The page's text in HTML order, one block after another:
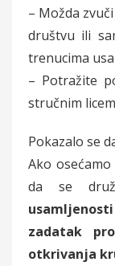
– Možda
društvu ili
trenucima
– Potražite
stručnim
Pokazalo se
Ako
da se
zadatak
otkrivanja